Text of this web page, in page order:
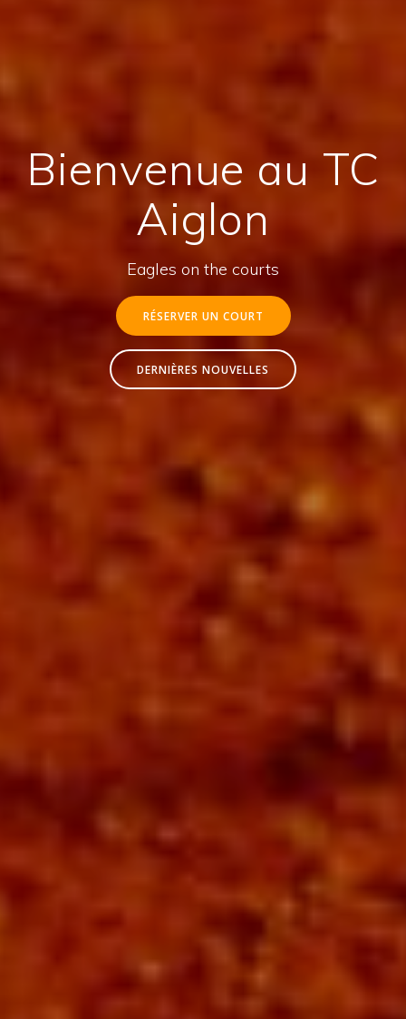
Bienvenue au TC
Aiglon
Eagles on the courts
RÉSERVER UN COURT
DERNIÈRES NOUVELLES